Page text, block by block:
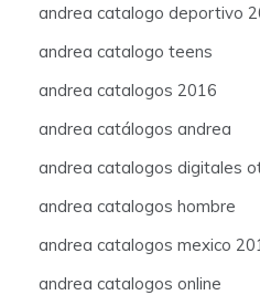
andrea catalogo deportivo
andrea catalogo teens
andrea catalogos 2016
andrea catálogos andrea
andrea catalogos digitales
andrea catalogos hombre
andrea catalogos mexico
andrea catalogos online